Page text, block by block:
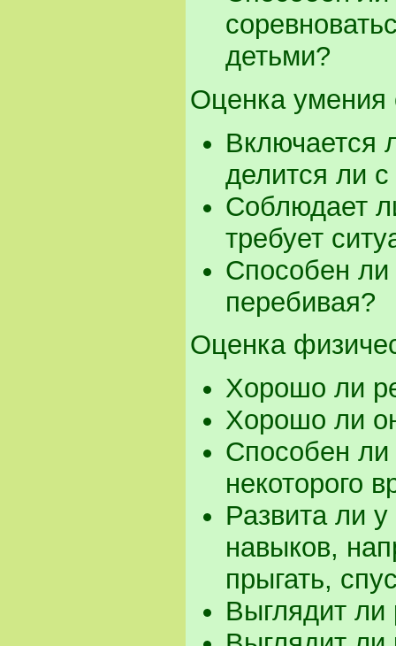
детьми?
Оценка умения
Включается
делится ли
Соблюдает
требует
Способен ли
перебивая?
Оценка
Хорошо ли
Хорошо ли
Способен ли
некоторого
Развита ли
навыков,
прыгать,
Выглядит